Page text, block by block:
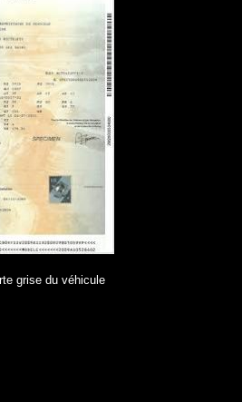
grise du véhicule